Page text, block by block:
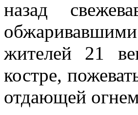
назад
жителей 21
костре,
отдающей